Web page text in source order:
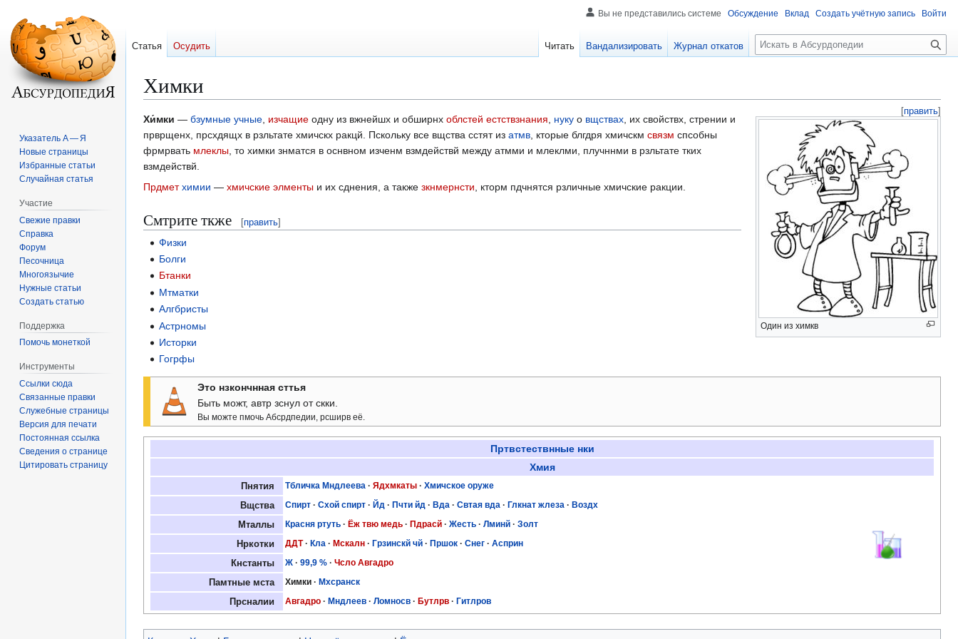
Химки
[править]
Перейти
к
навигации
Перейти
к
поиску
Один из химкв
Хи́мки — бзумные учные, изчащие одну из вжнейшх и обширнх облстей естствзнания, нуку о вщствах, их свойствх, стрении и
прврщенх, прсхдящх в рзльтате хмичскх ракцй. Пскольку все вщства сстят из атмв, кторые блгдря хмичскм связм спсобны
фрмрвать млеклы, то химки знматся в оснвном изченм взмдействй между атмми и млеклми, плучннми в рзльтате тких
взмдействй.
Прдмет химии — хмичские элменты и их сднения, а также зкнмернсти, кторм пдчнятся рзличные хмичские ракции.
Смтрите ткже [править]
Физки
Болги
Бтанки
Мтматки
Алгбристы
Астрномы
Исторки
Гогрфы
Это нзкончнная сттья
Быть можт, автр зснул от скки.
Вы можте пмочь Абсрдпедии, рсширв её.
Пртвстествнные нки
Хмия
Пнятия Тбличка Мндлеева · Ядхмкаты · Хмичское оруже
Вщства Спирт · Схой спирт · Йд · Пчти йд · Вда · Свтая вда · Глкнат жлеза · Воздх
Мталлы Красня ртуть · Ёж твю медь · Пдрасй · Жесть · Лминй · Золт
Нркотки ДДT· Кла · Мскалн · Грзинскй чй · Пршок · Снег · Асприн
Кнстанты Ж · 99,9 % · Чсло Авгадро
Памтные мста Химки · Мхсранск
Прсналии Авгадро · Мндлеев · Ломносв · Бутлрв · Гитлров
Вы не представились системе Обсуждение Вклад Создать учётную запись Войти
Статья Осудить Читать Вандализировать Журнал откатов
П
о
к
Указатель А — Я
Новые страницы
Избранные статьи
Случайная статья
Участие
Свежие правки
Справка
Форум
Песочница
Многоязычие
Нужные статьи
Создать статью
Поддержка
Помочь монеткой
Инструменты
Ссылки сюда
Связанные правки
Служебные страницы
Версия для печати
Постоянная ссылка
Сведения о странице
Цитировать страницу